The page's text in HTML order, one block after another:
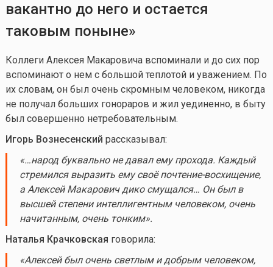
вакантно до него и остается
таковым поныне»
Коллеги Алексея Макаровича вспоминали и до сих пор
вспоминают о нем с большой теплотой и уважением. По
их словам, он был очень скромным человеком, никогда
не получал больших гонораров и жил уединенно, в быту
был совершенно нетребовательным.
Игорь Вознесенский рассказывал:
«…народ буквально не давал ему прохода. Каждый
стремился выразить ему своё почтение-восхищение,
а Алексей Макарович дико смущался… Он был в
высшей степени интеллигентным человеком, очень
начитанным, очень тонким».
Наталья Крачковская говорила:
«Алексей был очень светлым и добрым человеком,